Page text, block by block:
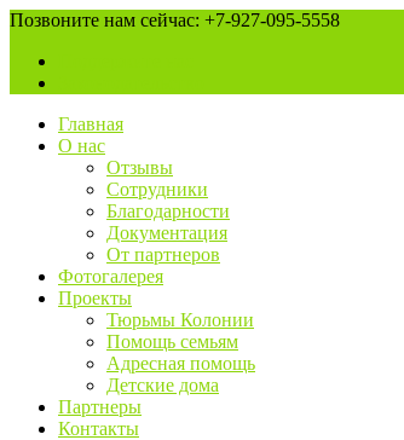
Позвоните нам сейчас: +7-927-095-5558
Главная
О нас
Отзывы
Сотрудники
Благодарности
Документация
От партнеров
Фотогалерея
Проекты
Тюрьмы Колонии
Помощь семьям
Адресная помощь
Детские дома
Партнеры
Контакты